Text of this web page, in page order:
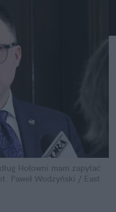
Hołowni mam zapytać
Paweł Wodzyński / East